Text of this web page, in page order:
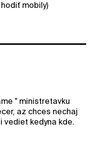
mobily)
" ministretavku
az chces nechaj
vediet kedyna kde.